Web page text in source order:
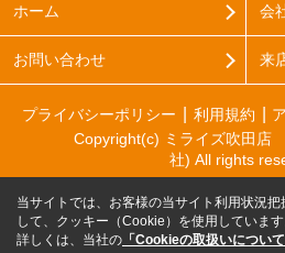
ホーム 会
お問い合わせ 来
プライバシーポリシー 利用規約
Copyright(c) ミライズ吹田
社) All rights
当サイトでは、お客様の当サイト利用状況
して、クッキー（Cookie）を使用しています
詳しくは、当社の 「Cookieの取扱いについて